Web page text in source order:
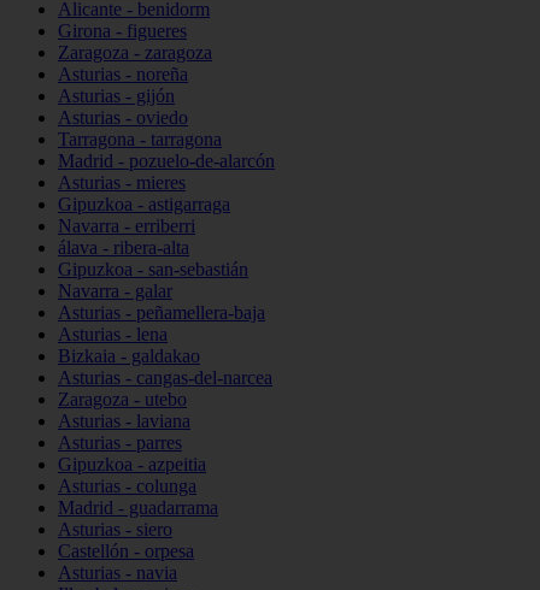
Alicante - benidorm
Girona - figueres
Zaragoza - zaragoza
Asturias - noreña
Asturias - gijón
Asturias - oviedo
Tarragona - tarragona
Madrid - pozuelo-de-alarcón
Asturias - mieres
Gipuzkoa - astigarraga
Navarra - erriberri
álava - ribera-alta
Gipuzkoa - san-sebastián
Navarra - galar
Asturias - peñamellera-baja
Asturias - lena
Bizkaia - galdakao
Asturias - cangas-del-narcea
Zaragoza - utebo
Asturias - laviana
Asturias - parres
Gipuzkoa - azpeitia
Asturias - colunga
Madrid - guadarrama
Asturias - siero
Castellón - orpesa
Asturias - navia